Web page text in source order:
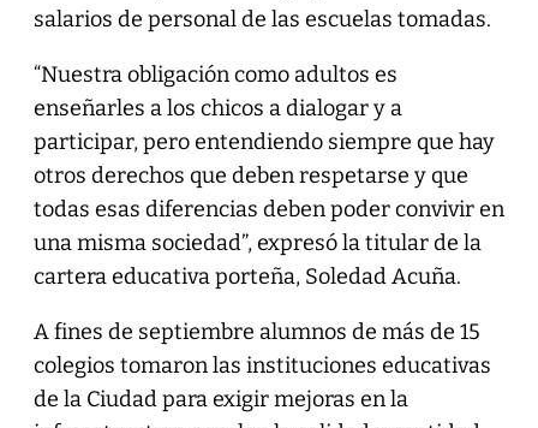
salarios de personal de las escuelas tomadas.
“Nuestra obligación como adultos es
enseñarles a los chicos a dialogar y a
participar, pero entendiendo siempre que hay
otros derechos que deben respetarse y que
todas esas diferencias deben poder convivir en
una misma sociedad”, expresó la titular de la
cartera educativa porteña, Soledad Acuña.
A fines de septiembre alumnos de más de 15
colegios tomaron las instituciones educativas
de la Ciudad para exigir mejoras en la